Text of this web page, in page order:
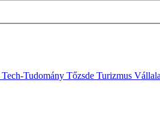
Tech-Tudomány Tőzsde Turizmus